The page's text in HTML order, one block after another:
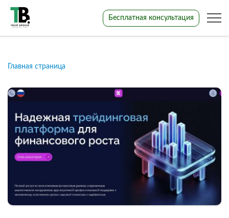
Бесплатная консультация
Главная страница